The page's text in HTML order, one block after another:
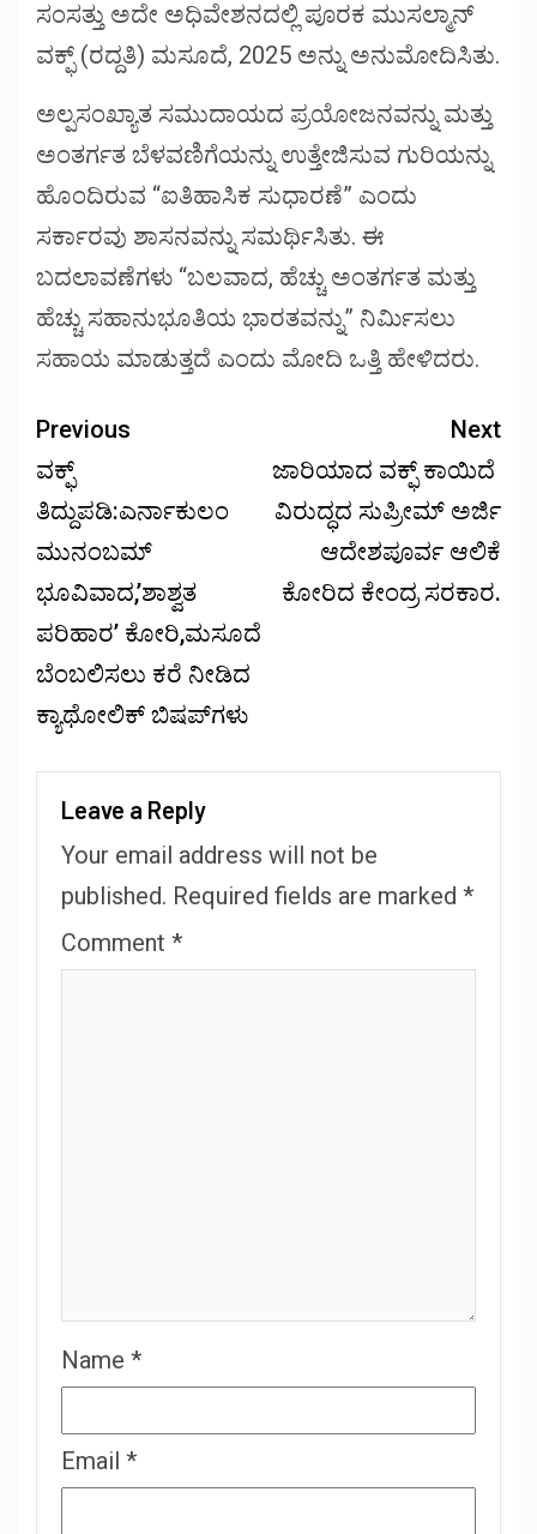
ಸಂಸತ್ತು ಅದೇ ಅಧಿವೇಶನದಲ್ಲಿ ಪೂರಕ ಮುಸಲ್ಮಾನ್
ವಕ್ಫ್ (ರದ್ದತಿ) ಮಸೂದೆ, 2025 ಅನ್ನು ಅನುಮೋದಿಸಿತು.
ಅಲ್ಪಸಂಖ್ಯಾತ ಸಮುದಾಯದ ಪ್ರಯೋಜನವನ್ನು ಮತ್ತು
ಅಂತರ್ಗತ ಬೆಳವಣಿಗೆಯನ್ನು ಉತ್ತೇಜಿಸುವ ಗುರಿಯನ್ನು
ಹೊಂದಿರುವ “ಐತಿಹಾಸಿಕ ಸುಧಾರಣೆ” ಎಂದು
ಸರ್ಕಾರವು ಶಾಸನವನ್ನು ಸಮರ್ಥಿಸಿತು. ಈ
ಬದಲಾವಣೆಗಳು “ಬಲವಾದ, ಹೆಚ್ಚು ಅಂತರ್ಗತ ಮತ್ತು
ಹೆಚ್ಚು ಸಹಾನುಭೂತಿಯ ಭಾರತವನ್ನು” ನಿರ್ಮಿಸಲು
ಸಹಾಯ ಮಾಡುತ್ತದೆ ಎಂದು ಮೋದಿ ಒತ್ತಿ ಹೇಳಿದರು.
Previous
ವಕ್ಫ್
ತಿದ್ದುಪಡಿ:ಎರ್ನಾಕುಲಂ
ಮುನಂಬಮ್
ಭೂವಿವಾದ,’ಶಾಶ್ವತ
ಪರಿಹಾರ’ ಕೋರಿ,ಮಸೂದೆ
ಬೆಂಬಲಿಸಲು ಕರೆ ನೀಡಿದ
ಕ್ಯಾಥೋಲಿಕ್ ಬಿಷಪ್‌ಗಳು
Next
ಜಾರಿಯಾದ ವಕ್ಫ್ ಕಾಯಿದೆ
ವಿರುದ್ಧದ ಸುಪ್ರೀಮ್ ಅರ್ಜಿ
ಆದೇಶಪೂರ್ವ ಆಲಿಕೆ
ಕೋರಿದ ಕೇಂದ್ರ ಸರಕಾರ.
Leave a Reply
Your email address will not be
published. Required fields are marked *
Comment *
Name *
Email *